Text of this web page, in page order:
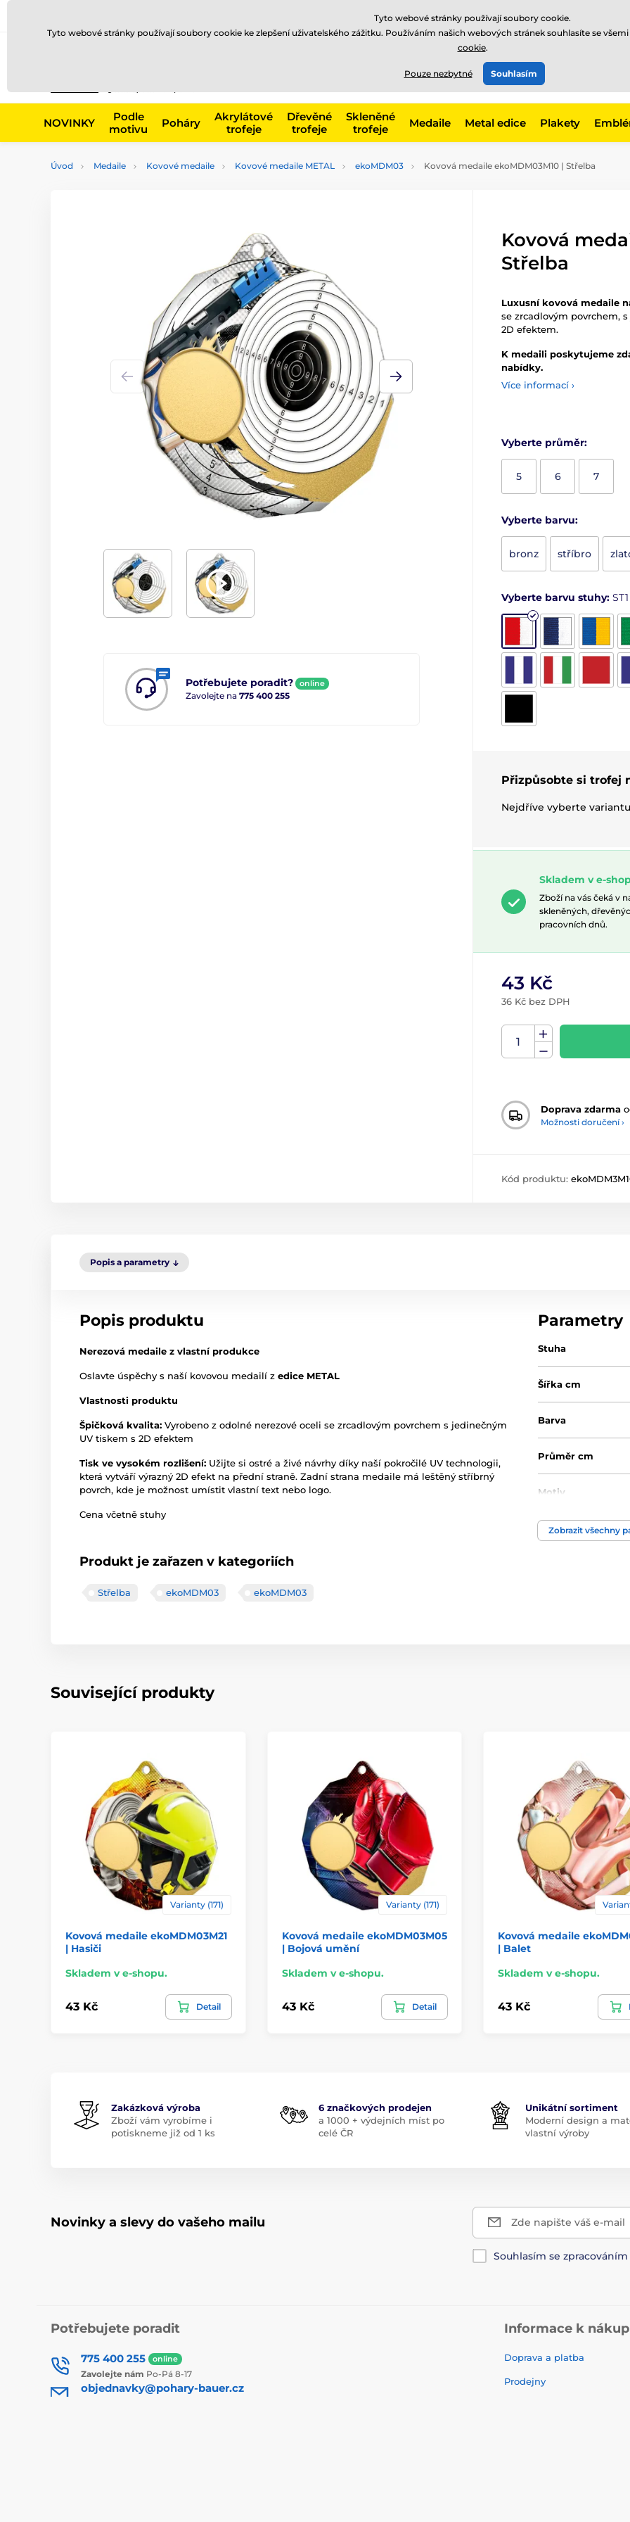
775 400 255
Zavolejte nám
NOVINKY
Podle
motivu
Poháry
Akrylátové
trofeje
Dřevěné
trofeje
Skleněné
trofeje
Medaile Metal edice Plakety
Úvod Medaile Kovové medaile Kovové medaile METAL ekoMDM03 Kovová medaile ekoMDM03M10 | Střelba
Potřebujete poradit? online
Zavolejte na 775 400 255
Kovová
Střelba
Luxusní kovová medaile
se zrcadlovým povrchem,
2D efektem.
K medaili poskytujeme
nabídky.
Více informací ›
Vyberte průměr:
5 6 7
Vyberte barvu:
bronz stříbro
Vyberte barvu stuhy: ST1
Přizpůsobte si trofej
Nejdříve vyberte variantu
Skladem v e-
Zboží na vás čeká v
skleněných,
pracovních dnů.
43 Kč
36 Kč bez DPH
Doprava zdarma
Možnosti doručení ›
Kód produktu:
Popis a parametry
Popis produktu
Nerezová medaile z vlastní produkce
Oslavte úspěchy s naší kovovou medailí z edice METAL
Vlastnosti produktu
Špičková kvalita: Vyrobeno z odolné nerezové oceli se zrcadlovým povrchem s jedinečným
UV tiskem s 2D efektem
Tisk ve vysokém rozlišení: Užijte si ostré a živé návrhy díky naší pokročilé UV technologii,
která vytváří výrazný 2D efekt na přední straně. Zadní strana medaile má leštěný stříbrný
povrch, kde je možnost umístit vlastní text nebo logo.
Cena včetně stuhy
Produkt je zařazen v kategoriích
Střelba ekoMDM03 ekoMDM03
Parametry
Stuha
Šířka cm
Barva
Průměr cm
Motiv
Produktová řada
Zobrazit všechny
Související produkty
Varianty (171)
Kovová medaile ekoMDM03M21
| Hasiči
Skladem v e-shopu.
43 Kč Detail
Varianty (171)
Kovová medaile ekoMDM03M05
| Bojová umění
Skladem v e-shopu.
43 Kč Detail
Kovová medaile
| Balet
Skladem v e-shopu.
43 Kč
Zakázková výroba
Zboží vám vyrobíme i
potiskneme již od 1 ks
6 značkových prodejen
a 1000 + výdejních míst po
celé ČR
Unikátní sortiment
Moderní design a
vlastní výroby
Novinky a slevy do vašeho mailu Zde napište váš e-mail
Souhlasím se zpracováním
Potřebujete poradit
775 400 255 online
Zavolejte nám Po-Pá 8-17
objednavky@pohary-bauer.cz
Informace k
Doprava a platba
Prodejny
Tyto webové stránky používají soubory cookie.
Tyto webové stránky používají soubory cookie ke zlepšení uživatelského zážitku. Používáním našich webových stránek souhlasíte se
cookie.
Pouze nezbytné Souhlasím